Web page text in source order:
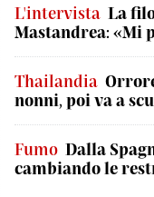
L'intervista La
Mastandrea: «Mi
Thailandia
nonni, poi va a
Fumo Dalla
cambiando le